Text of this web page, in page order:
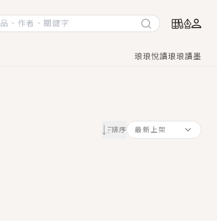
琅琅悅讀琅琅讀墨
也不回找新歡，他居然還後悔了？
漫畫！
她……
排序 最新上架